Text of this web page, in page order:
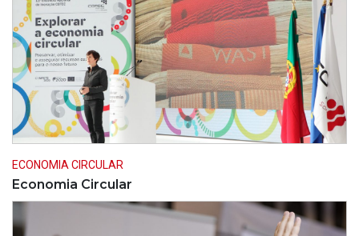
Recursos
Notícias
Eventos
Projectos
ECONOMIA CIRCULAR
Economia Circular